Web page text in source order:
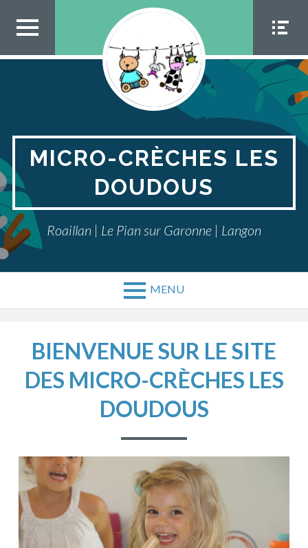
contenu
MEN
MEN
U
SOCIA
MICRO-CRÈCHES LES
DOUDOUS
Roaillan | Le Pian sur Garonne | Langon
MENU
BIENVENUE SUR LE SITE
DES MICRO-CRÈCHES LES
DOUDOUS